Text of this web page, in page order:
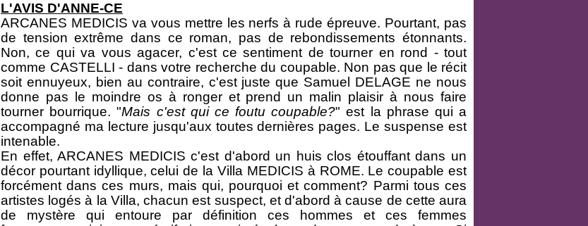
L'AVIS D'ANNE-CE
ARCANES MEDICIS va vous mettre les nerfs à rude épreuve. Pourtant, pas
de tension extrême dans ce roman, pas de rebondissements étonnants.
Non, ce qui va vous agacer, c'est ce sentiment de tourner en rond - tout
comme CASTELLI - dans votre recherche du coupable. Non pas que le récit
soit ennuyeux, bien au contraire, c'est juste que Samuel DELAGE ne nous
donne pas le moindre os à ronger et prend un malin plaisir à nous faire
tourner bourrique. "Mais c'est qui ce foutu coupable?" est la phrase qui a
accompagné ma lecture jusqu'aux toutes dernières pages. Le suspense est
intenable.
En effet, ARCANES MEDICIS c'est d'abord un huis clos étouffant dans un
décor pourtant idyllique, celui de la Villa MEDICIS à ROME. Le coupable est
forcément dans ces murs, mais qui, pourquoi et comment? Parmi tous ces
artistes logés à la Villa, chacun est suspect, et d'abord à cause de cette aura
de mystère qui entoure par définition ces hommes et ces femmes